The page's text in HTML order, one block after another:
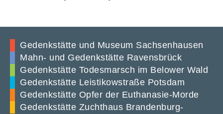
Gedenkstätte und Museum Sachsenhausen
Mahn- und Gedenkstätte Ravensbrück
Gedenkstätte Todesmarsch im Belower Wald
Gedenkstätte Leistikowstraße Potsdam
Gedenkstätte Opfer der Euthanasie-Morde
Gedenkstätte Zuchthaus Brandenburg-